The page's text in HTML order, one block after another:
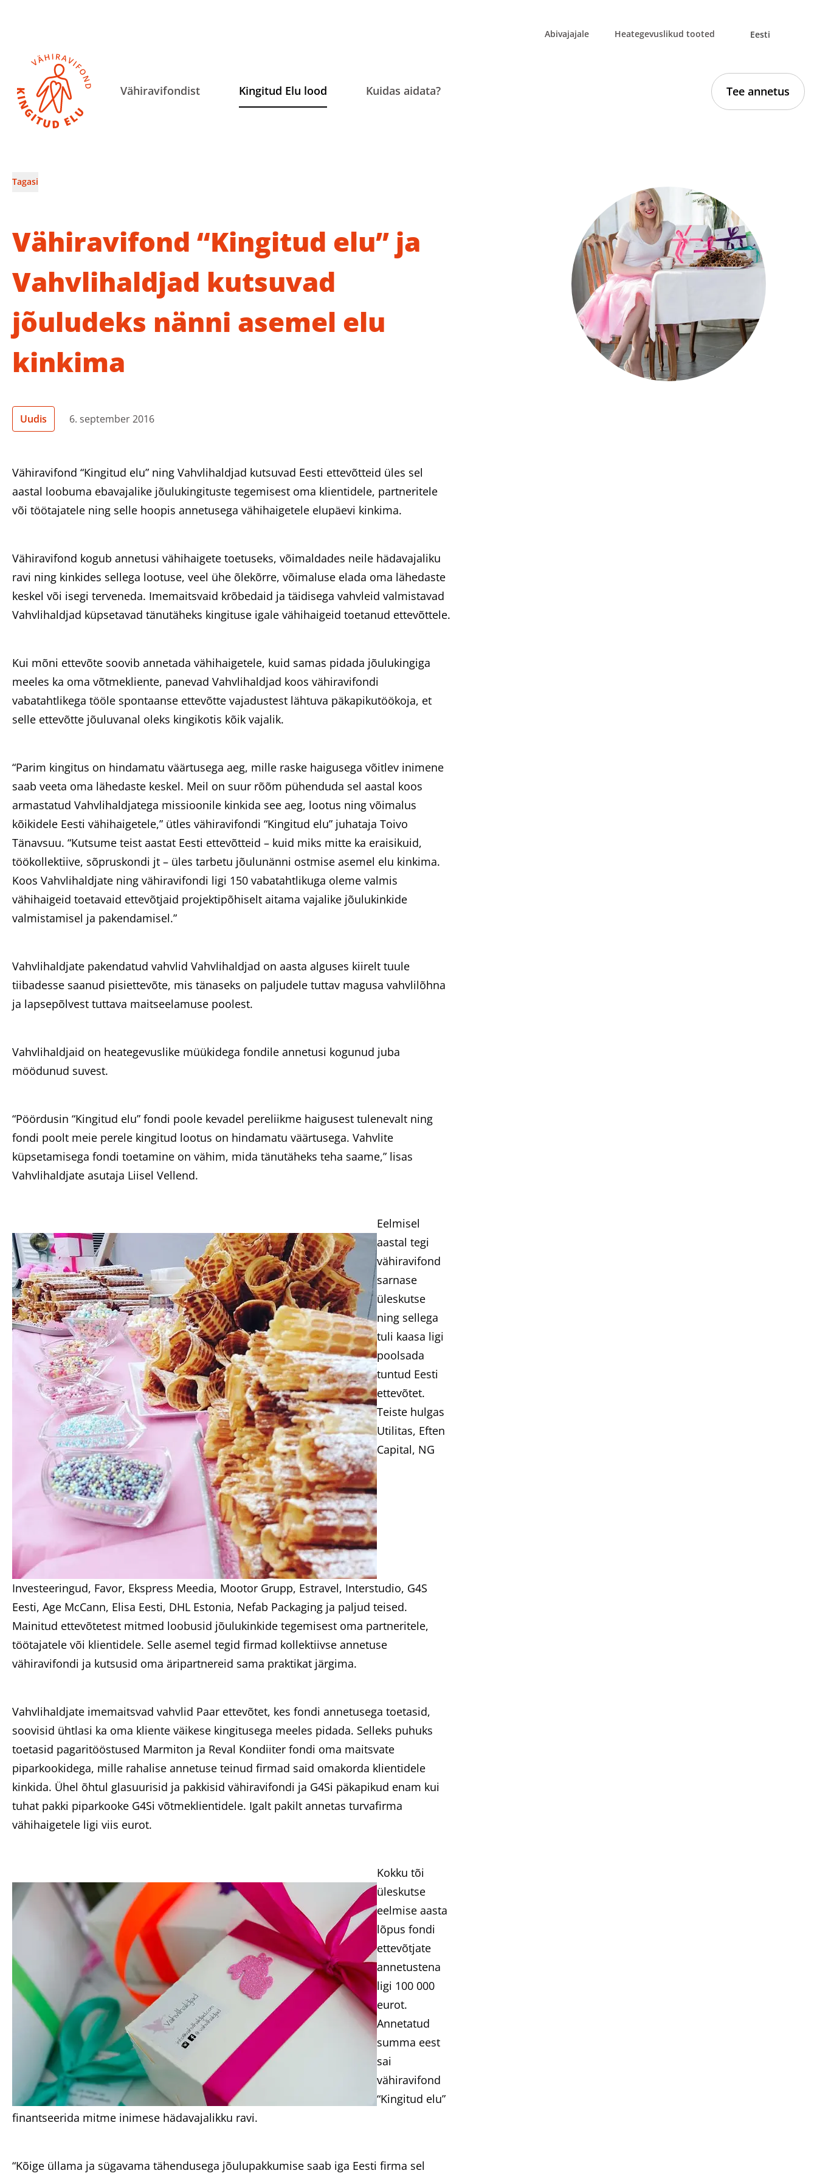
Abivajajale Heategevuslikud tooted Eesti
Vähiravifondist Kingitud Elu lood Kuidas aidata? Tee annetus
Tagasi
Vähiravifond “Kingitud elu” ja
Vahvlihaldjad kutsuvad
jõuludeks nänni asemel elu
kinkima
Uudis 6. september 2016
Vähiravifond “Kingitud elu” ning Vahvlihaldjad kutsuvad Eesti ettevõtteid üles sel
aastal loobuma ebavajalike jõulukingituste tegemisest oma klientidele, partneritele
või töötajatele ning selle hoopis annetusega vähihaigetele elupäevi kinkima.
Vähiravifond kogub annetusi vähihaigete toetuseks, võimaldades neile hädavajaliku
ravi ning kinkides sellega lootuse, veel ühe õlekõrre, võimaluse elada oma lähedaste
keskel või isegi terveneda. Imemaitsvaid krõbedaid ja täidisega vahvleid valmistavad
Vahvlihaldjad küpsetavad tänutäheks kingituse igale vähihaigeid toetanud ettevõttele.
Kui mõni ettevõte soovib annetada vähihaigetele, kuid samas pidada jõulukingiga
meeles ka oma võtmekliente, panevad Vahvlihaldjad koos vähiravifondi
vabatahtlikega tööle spontaanse ettevõtte vajadustest lähtuva päkapikutöökoja, et
selle ettevõtte jõuluvanal oleks kingikotis kõik vajalik.
“Parim kingitus on hindamatu väärtusega aeg, mille raske haigusega võitlev inimene
saab veeta oma lähedaste keskel. Meil on suur rõõm pühenduda sel aastal koos
armastatud Vahvlihaldjatega missioonile kinkida see aeg, lootus ning võimalus
kõikidele Eesti vähihaigetele,” ütles vähiravifondi “Kingitud elu” juhataja Toivo
Tänavsuu. “Kutsume teist aastat Eesti ettevõtteid – kuid miks mitte ka eraisikuid,
töökollektiive, sõpruskondi jt – üles tarbetu jõulunänni ostmise asemel elu kinkima.
Koos Vahvlihaldjate ning vähiravifondi ligi 150 vabatahtlikuga oleme valmis
vähihaigeid toetavaid ettevõtjaid projektipõhiselt aitama vajalike jõulukinkide
valmistamisel ja pakendamisel.”
Vahvlihaldjate pakendatud vahvlid Vahvlihaldjad on aasta alguses kiirelt tuule
tiibadesse saanud pisiettevõte, mis tänaseks on paljudele tuttav magusa vahvlilõhna
ja lapsepõlvest tuttava maitseelamuse poolest.
Vahvlihaldjaid on heategevuslike müükidega fondile annetusi kogunud juba
möödunud suvest.
“Pöördusin “Kingitud elu” fondi poole kevadel pereliikme haigusest tulenevalt ning
fondi poolt meie perele kingitud lootus on hindamatu väärtusega. Vahvlite
küpsetamisega fondi toetamine on vähim, mida tänutäheks teha saame,” lisas
Vahvlihaldjate asutaja Liisel Vellend.
Eelmisel
aastal tegi
vähiravifond
sarnase
üleskutse
ning sellega
tuli kaasa ligi
poolsada
tuntud Eesti
ettevõtet.
Teiste hulgas
Utilitas, Eften
Capital, NG
Investeeringud, Favor, Ekspress Meedia, Mootor Grupp, Estravel, Interstudio, G4S
Eesti, Age McCann, Elisa Eesti, DHL Estonia, Nefab Packaging ja paljud teised.
Mainitud ettevõtetest mitmed loobusid jõulukinkide tegemisest oma partneritele,
töötajatele või klientidele. Selle asemel tegid firmad kollektiivse annetuse
vähiravifondi ja kutsusid oma äripartnereid sama praktikat järgima.
Vahvlihaldjate imemaitsvad vahvlid Paar ettevõtet, kes fondi annetusega toetasid,
soovisid ühtlasi ka oma kliente väikese kingitusega meeles pidada. Selleks puhuks
toetasid pagaritööstused Marmiton ja Reval Kondiiter fondi oma maitsvate
piparkookidega, mille rahalise annetuse teinud firmad said omakorda klientidele
kinkida. Ühel õhtul glasuurisid ja pakkisid vähiravifondi ja G4Si päkapikud enam kui
tuhat pakki piparkooke G4Si võtmeklientidele. Igalt pakilt annetas turvafirma
vähihaigetele ligi viis eurot.
Kokku tõi
üleskutse
eelmise aasta
lõpus fondi
ettevõtjate
annetustena
ligi 100 000
eurot.
Annetatud
summa eest
sai
vähiravifond
“Kingitud elu”
finantseerida mitme inimese hädavajalikku ravi.
“Kõige üllama ja sügavama tähendusega jõulupakkumise saab iga Eesti firma sel